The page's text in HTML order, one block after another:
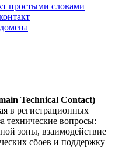
простыми словами
Technical Contact) —
в регистрационных
технические вопросы:
зоны, взаимодействие
сбоев и поддержку